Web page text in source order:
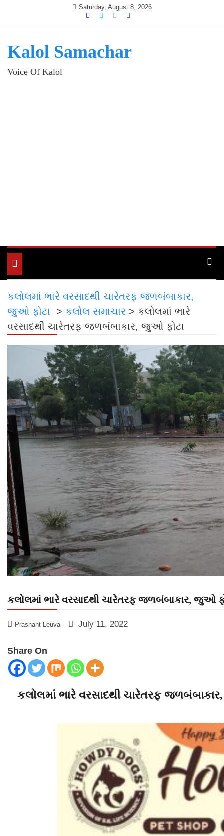
Saturday, August 8, 2026
Kalol Samachar
Voice Of Kalol
Toggle
navigation
કલોલમાં ભારે વરસાદથી ચારેતરફ જળબંબાકાર,
જુઓ ફોટા
> કલોલ સમાચાર > કલોલમાં ભારે
વરસાદથી ચારેતરફ જળબંબાકાર, જુઓ ફોટા
કલોલમાં ભારે વરસાદથી ચારેતરફ જળબંબાકાર, જુઓ
Prashant Leuva July 11, 2022
Share On
કલોલમાં ભારે વરસાદથી ચારેતરફ